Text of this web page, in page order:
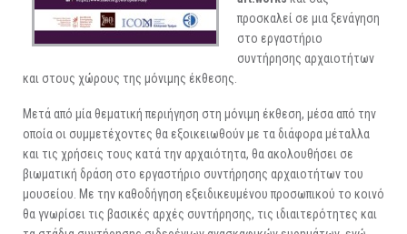
προσκαλεί σε μια ξενάγηση
στο εργαστήριο
συντήρησης αρχαιοτήτων
και στους χώρους της μόνιμης έκθεσης.
Μετά από μία θεματική περιήγηση στη μόνιμη έκθεση, μέσα από την
οποία οι συμμετέχοντες θα εξοικειωθούν με τα διάφορα μέταλλα
και τις χρήσεις τους κατά την αρχαιότητα, θα ακολουθήσει σε
βιωματική δράση στο εργαστήριο συντήρησης αρχαιοτήτων του
μουσείου. Με την καθοδήγηση εξειδικευμένου προσωπικού το κοινό
θα γνωρίσει τις βασικές αρχές συντήρησης, τις ιδιαιτερότητες και